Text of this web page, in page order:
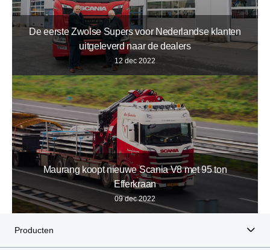
De eerste Zwolse Supers voor Nederlandse klanten
uitgeleverd naar de dealers
12 dec 2022
Maurang koopt nieuwe Scania V8 met 95 ton
Efferkraan
09 dec 2022
Producten